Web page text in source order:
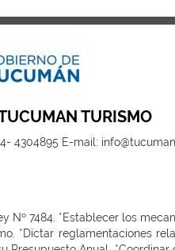
TURISMO
4304895 E-mail:
7484. *Establecer los
*Dictar reglamentaciones